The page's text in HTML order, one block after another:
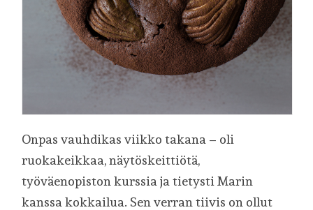
Onpas vauhdikas viikko takana – oli
ruokakeikkaa, näytöskeittiötä,
työväenopiston kurssia ja tietysti Marin
kanssa kokkailua. Sen verran tiivis on ollut